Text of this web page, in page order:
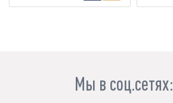
Мы в соц.сетях: